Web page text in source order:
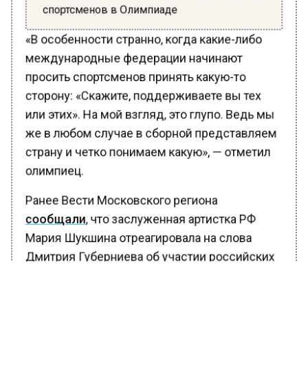
спортсменов в Олимпиаде
«В особенности странно, когда какие-либо
международные федерации начинают
просить спортсменов принять какую-то
сторону: «Скажите, поддерживаете вы тех
или этих». На мой взгляд, это глупо. Ведь мы
же в любом случае в сборной представляем
страну и четко понимаем какую», — отметил
олимпиец.
Ранее Вести Московского региона
сообщали, что заслуженная артистка РФ
Мария Шукшина отреагировала на слова
Дмитрия Губерниева об участии российских